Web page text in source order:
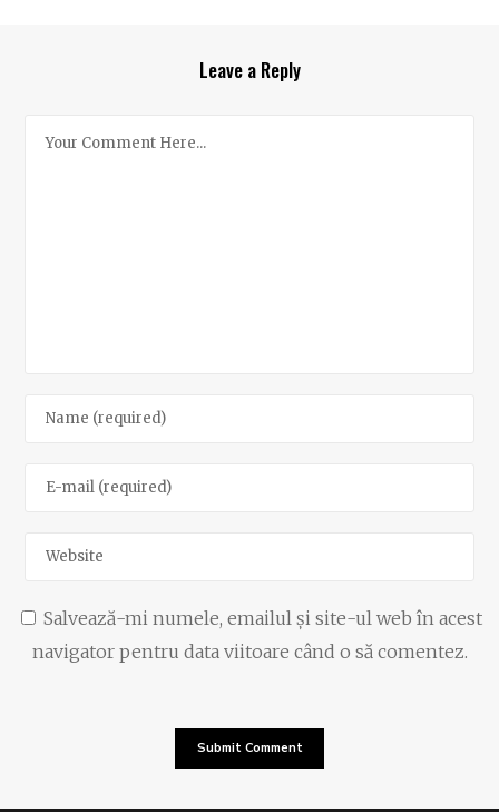
Leave a Reply
Salvează-mi numele, emailul și site-ul web în acest
navigator pentru data viitoare când o să comentez.